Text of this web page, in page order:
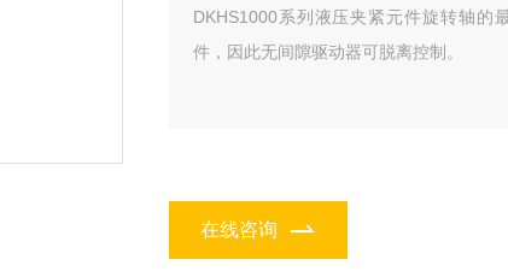
DKHS1000系列液压夹紧元件旋转轴的
件，因此无间隙驱动器可脱离控制。
在线咨询